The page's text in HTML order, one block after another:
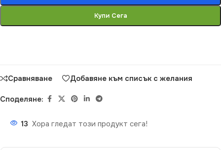
Купи Сега
Сравняване Добавяне към списък с желания
Споделяне:
13 Хора гледат този продукт сега!